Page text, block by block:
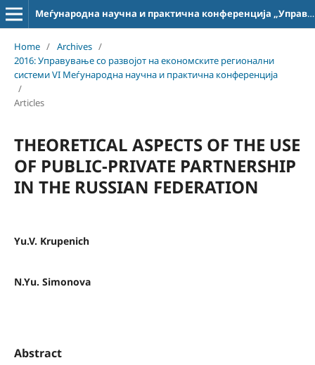
Меѓународна научна и практична конференција „Управување со развојот на економските регионални системи“
Home / Archives /
2016: Управување со развојот на економските регионални
системи VI Меѓународна научна и практична конференција
/
Articles
THEORETICAL ASPECTS OF THE USE
OF PUBLIC-PRIVATE PARTNERSHIP
IN THE RUSSIAN FEDERATION
Yu.V. Krupenich
N.Yu. Simonova
Abstract